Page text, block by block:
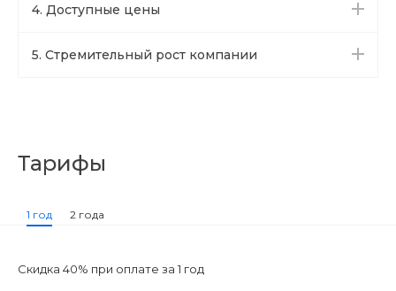
4. Доступные цены
5. Стремительный рост компании
Тарифы
1 год 2 года
Скидка 40% при оплате за 1 год